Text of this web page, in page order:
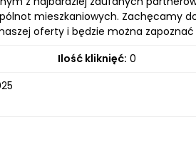
mieszkaniowych. Zachęcamy
oferty i będzie można
Ilość kliknięć: 0